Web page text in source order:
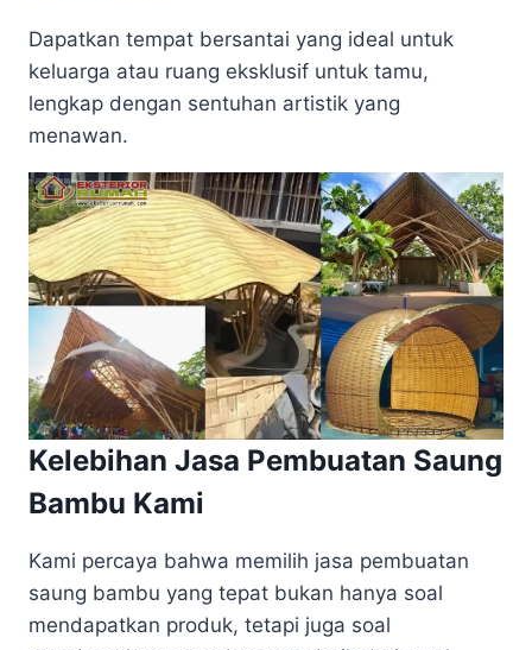
Dapatkan tempat bersantai yang ideal untuk
keluarga atau ruang eksklusif untuk tamu,
lengkap dengan sentuhan artistik yang
menawan.
Kelebihan Jasa Pembuatan Saung
Bambu Kami
Kami percaya bahwa memilih jasa pembuatan
saung bambu yang tepat bukan hanya soal
mendapatkan produk, tetapi juga soal